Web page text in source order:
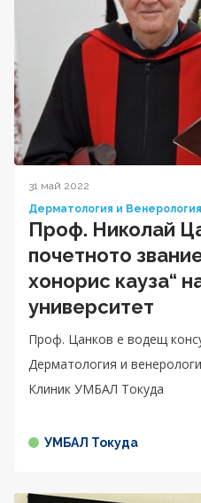
31 май 2022
Дерматология и Венерология
Проф. Николай
почетното
хонорис кауза“
университет
Проф. Цанков е водещ
Дерматология и
Клиник УМБАЛ Токуда
УМБАЛ Токуда